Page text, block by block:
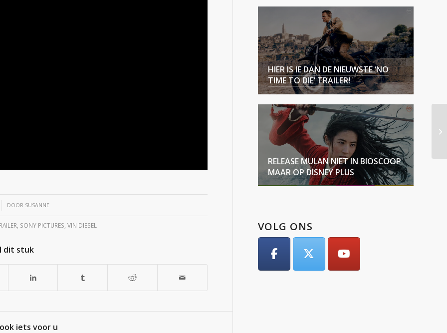
DOOR SUSANNE
SONY PICTURES VIN DIESEL
dit stuk
iets voor u
HIER IS IE DAN DE NIEUWSTE ‘NO
TIME TO DIE’ TRAILER!
RELEASE MULAN NIET IN BIOSCOOP
MAAR OP DISNEY PLUS
VOLG ONS